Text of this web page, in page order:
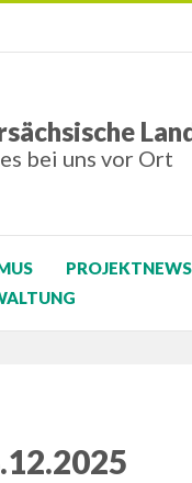
bei uns vor Ort
PROJEKTNEWS